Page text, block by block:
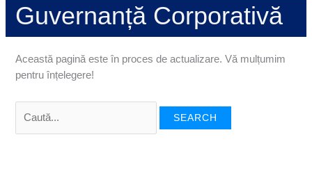
Guvernanță Corporativă
Această pagină este în proces de actualizare. Vă mulțumim
pentru înțelegere!